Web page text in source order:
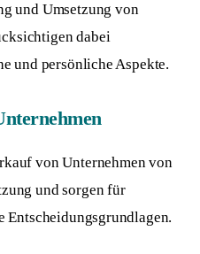
und Umsetzung von
dabei
und persönliche Aspekte.
von Unternehmen von
und sorgen für
Entscheidungsgrundlagen.